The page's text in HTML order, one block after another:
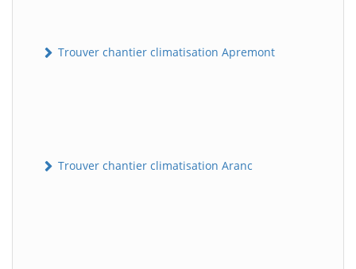
Trouver chantier climatisation Apremont
Trouver chantier climatisation Aranc